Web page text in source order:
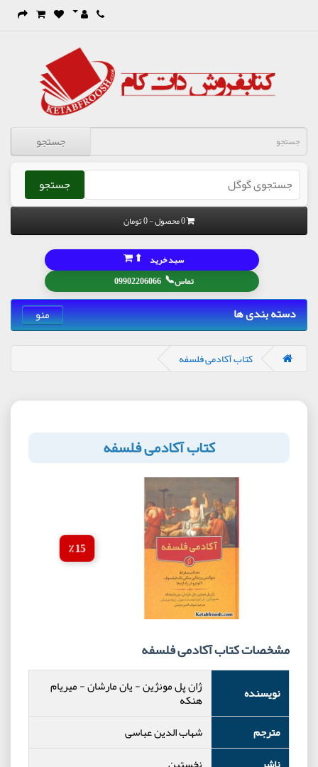
جستجو
جستجو
0 محصول - 0 تومان
تماس📞
09902206066
سبد خرید ⬆
دسته بندی ها منو
کتاب آکادمی فلسفه
کتاب آکادمی فلسفه
15 ٪
مشخصات کتاب آکادمی فلسفه
نویسنده ژان پل مونژین-یان مارشان-میریام
هنکه
مترجم
شهاب الدین عباسی